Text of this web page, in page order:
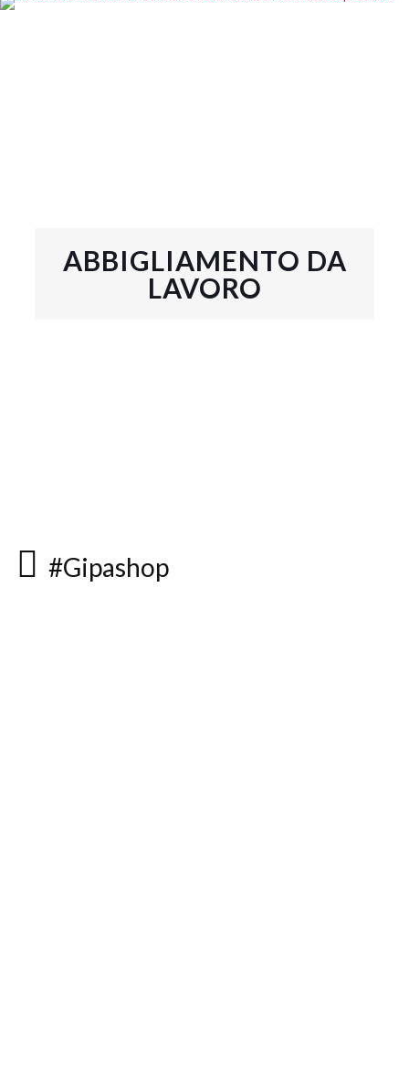
ABBIGLIAMENTO DA
LAVORO
#Gipashop